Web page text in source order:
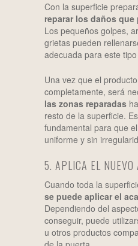
Con la superficie
reparar los daños que
Los pequeños golpes,
grietas pueden
adecuada para este
Una vez que el
completamente, será
las zonas reparadas
resto de la superficie.
fundamental para que
uniforme y sin
5. APLICA EL NUEVO
Cuando toda la
se puede aplicar el
Dependiendo del
conseguir, puede
u otros productos